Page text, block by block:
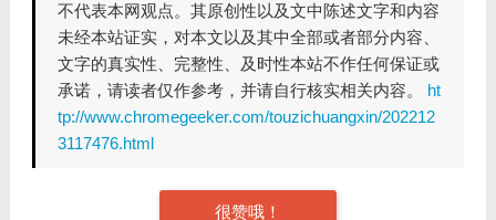
不代表本网观点。其原创性以及文中陈述文字和内容
未经本站证实，对本文以及其中全部或者部分内容、
文字的真实性、完整性、及时性本站不作任何保证或
承诺，请读者仅作参考，并请自行核实相关内容。 ht
tp://www.chromegeeker.com/touzichuangxin/202212
3117476.html
很赞哦！